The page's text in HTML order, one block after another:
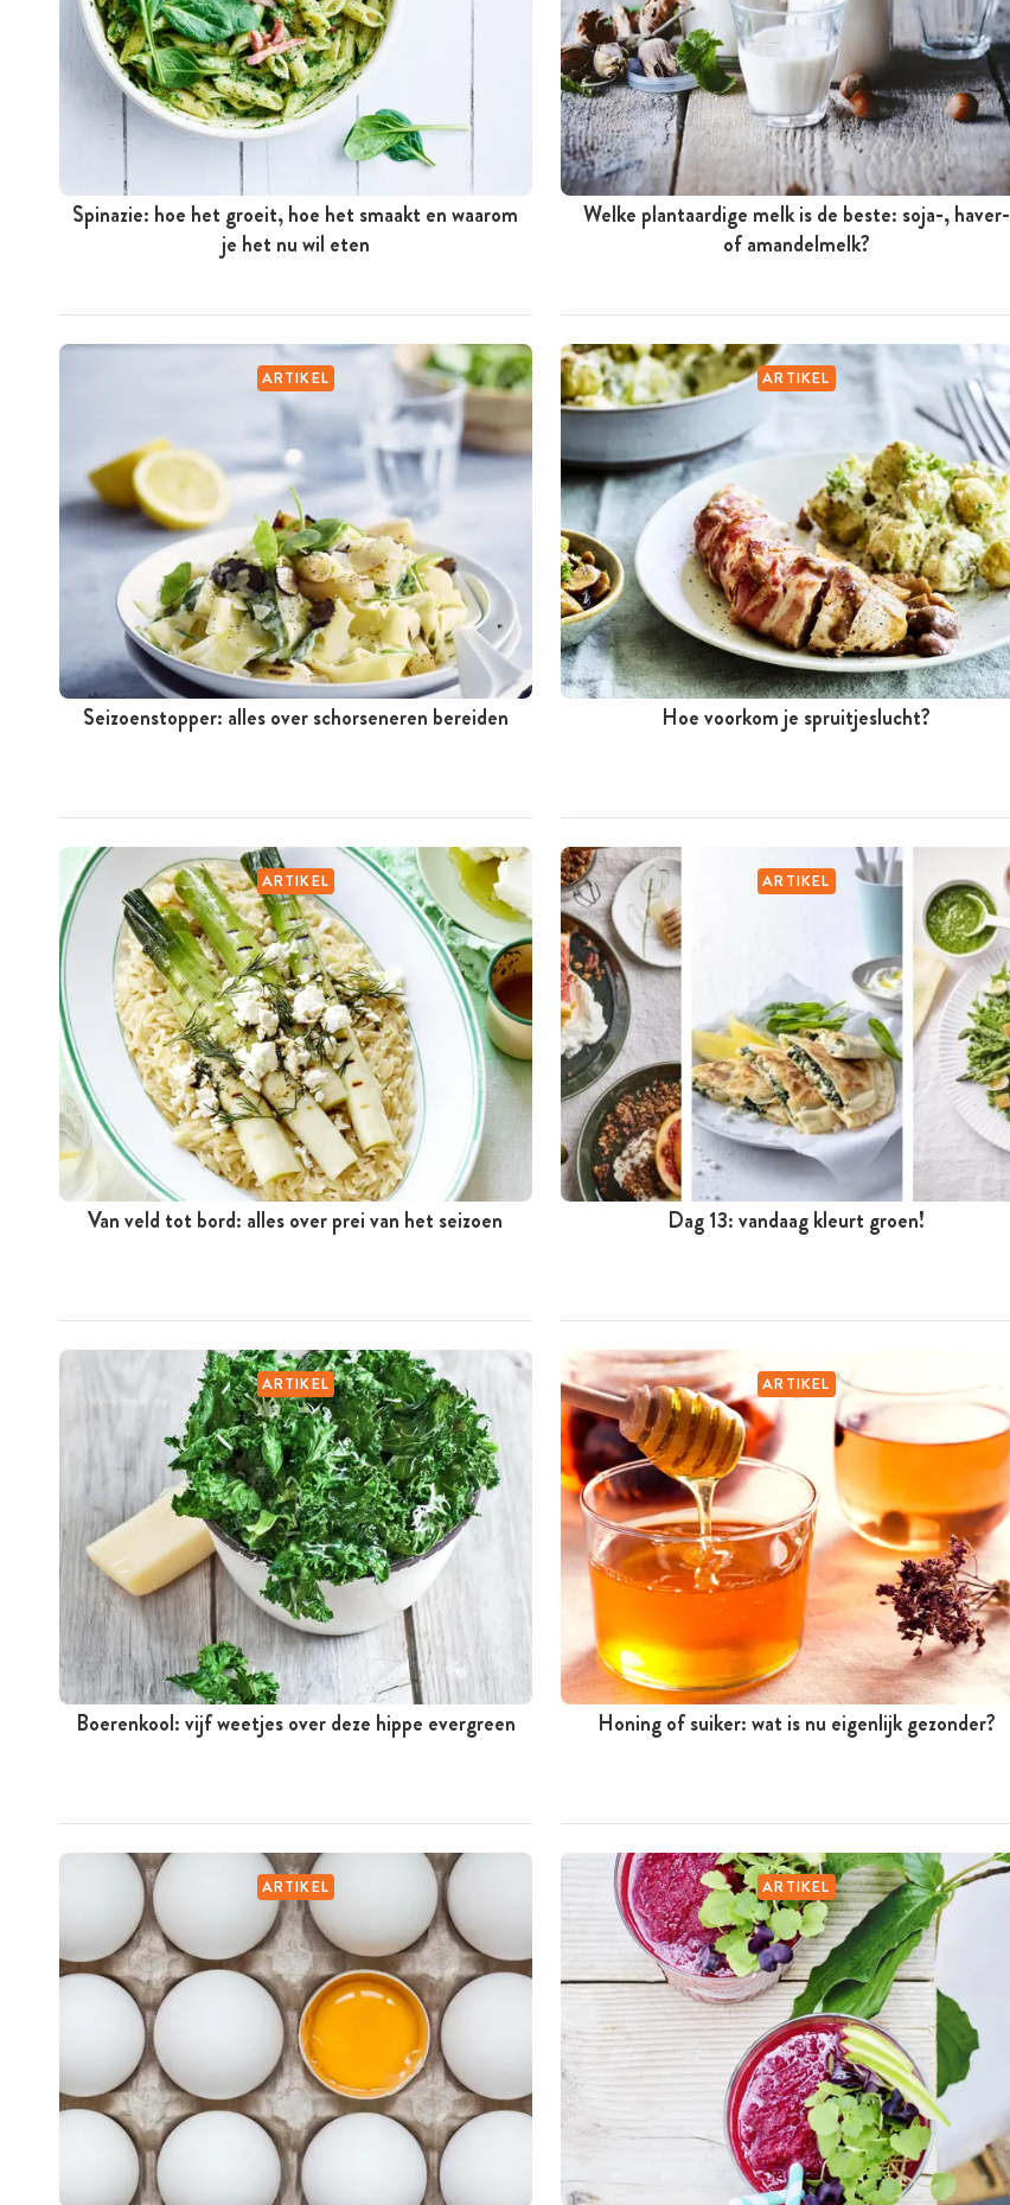
Spinazie: hoe het groeit, hoe het smaakt en waarom
je het nu wil eten
Welke plantaardige melk is de beste: soja-, haver-
of amandelmelk?
ARTIKEL
Seizoenstopper: alles over schorseneren bereiden
ARTIKEL
Hoe voorkom je spruitjeslucht?
ARTIKEL
Van veld tot bord: alles over prei van het seizoen
ARTIKEL
Dag 13: vandaag kleurt groen!
ARTIKEL
Boerenkool: vijf weetjes over deze hippe evergreen
ARTIKEL
Honing of suiker: wat is nu eigenlijk gezonder?
ARTIKEL ARTIKEL